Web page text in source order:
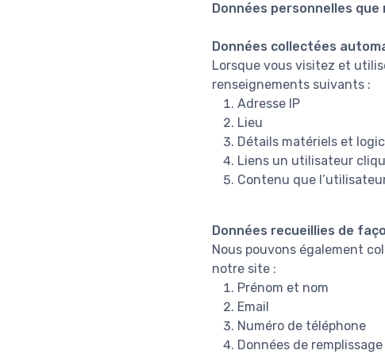
Données personnelles
Données collectées
Lorsque vous visitez et
renseignements suivants :
Adresse IP
Lieu
Détails matériels et
Liens un utilisateur
Contenu que
Données recueillies de
Nous pouvons également
notre site :
Prénom et nom
Email
Numéro de téléphone
Données de